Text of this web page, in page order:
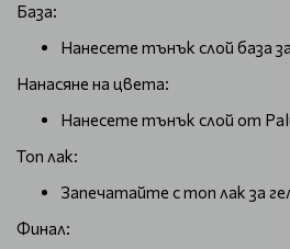
База:
Нанесете тънък слой база
Нанасяне на цвета:
Нанесете тънък слой от
Топ лак:
Запечатайте с топ лак за
Финал: